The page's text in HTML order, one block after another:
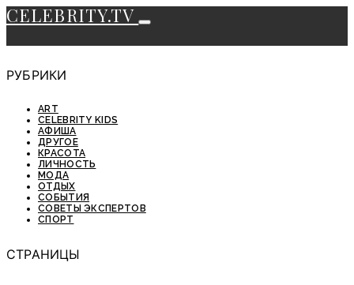
CELEBRITY.TV
РУБРИКИ
ART
CELEBRITY KIDS
АФИША
ДРУГОЕ
КРАСОТА
ЛИЧНОСТЬ
МОДА
ОТДЫХ
СОБЫТИЯ
СОВЕТЫ ЭКСПЕРТОВ
СПОРТ
СТРАНИЦЫ